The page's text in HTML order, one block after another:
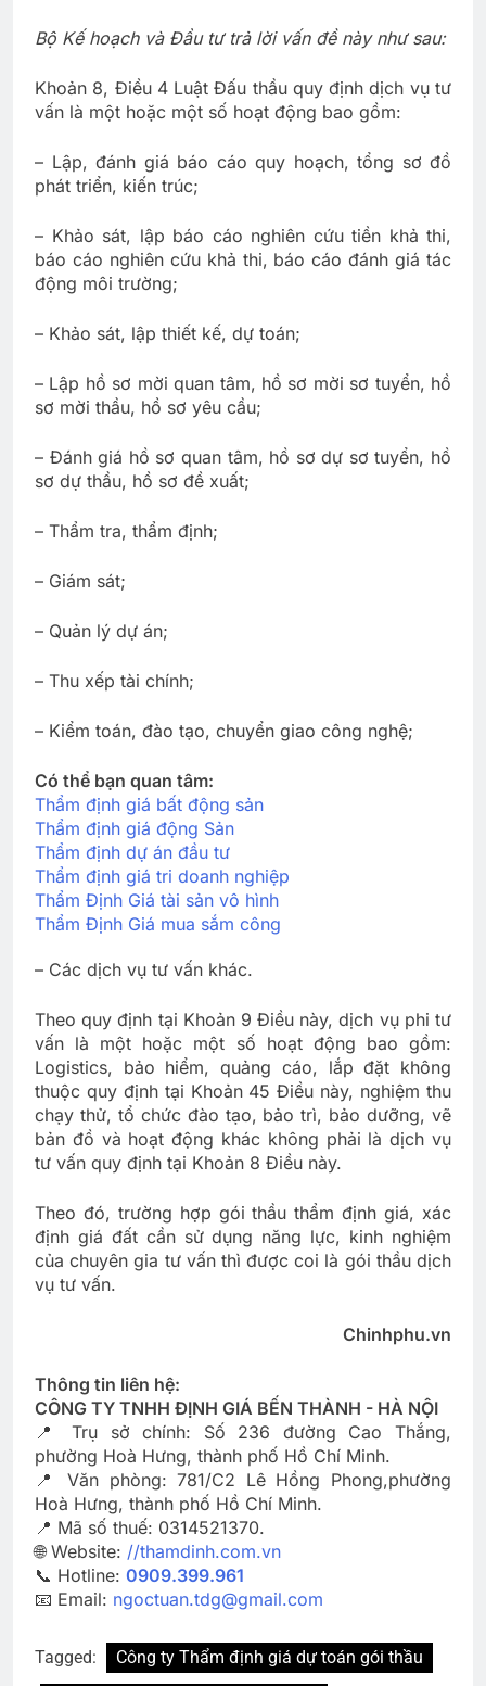
Bộ Kế hoạch và Đầu tư trả lời vấn đề này như sau:
Khoản 8, Điều 4 Luật Đấu thầu quy định dịch vụ tư
vấn là một hoặc một số hoạt động bao gồm:
– Lập, đánh giá báo cáo quy hoạch, tổng sơ đồ
phát triển, kiến trúc;
– Khảo sát, lập báo cáo nghiên cứu tiền khả thi,
báo cáo nghiên cứu khả thi, báo cáo đánh giá tác
động môi trường;
– Khảo sát, lập thiết kế, dự toán;
– Lập hồ sơ mời quan tâm, hồ sơ mời sơ tuyển, hồ
sơ mời thầu, hồ sơ yêu cầu;
– Đánh giá hồ sơ quan tâm, hồ sơ dự sơ tuyển, hồ
sơ dự thầu, hồ sơ đề xuất;
– Thẩm tra, thẩm định;
– Giám sát;
– Quản lý dự án;
– Thu xếp tài chính;
– Kiểm toán, đào tạo, chuyển giao công nghệ;
Có thể bạn quan tâm:
Thẩm định giá bất động sản
Thẩm định giá động Sản
Thẩm định dự án đầu tư
Thẩm định giá tri doanh nghiệp
Thẩm Định Giá tài sản vô hình
Thẩm Định Giá mua sắm công
– Các dịch vụ tư vấn khác.
Theo quy định tại Khoản 9 Điều này, dịch vụ phi tư
vấn là một hoặc một số hoạt động bao gồm:
Logistics, bảo hiểm, quảng cáo, lắp đặt không
thuộc quy định tại Khoản 45 Điều này, nghiệm thu
chạy thử, tổ chức đào tạo, bảo trì, bảo dưỡng, vẽ
bản đồ và hoạt động khác không phải là dịch vụ
tư vấn quy định tại Khoản 8 Điều này.
Theo đó, trường hợp gói thầu thẩm định giá, xác
định giá đất cần sử dụng năng lực, kinh nghiệm
của chuyên gia tư vấn thì được coi là gói thầu dịch
vụ tư vấn.
Chinhphu.vn
Thông tin liên hệ:
CÔNG TY TNHH ĐỊNH GIÁ BẾN THÀNH - HÀ NỘI
📍 Trụ sở chính: Số 236 đường Cao Thắng,
phường Hoà Hưng, thành phố Hồ Chí Minh.
📍 Văn phòng: 781/C2 Lê Hồng Phong,phường
Hoà Hưng, thành phố Hồ Chí Minh.
📍 Mã số thuế: 0314521370.
🌐 Website: //thamdinh.com.vn
📞 Hotline: 0909.399.961
📧 Email: ngoctuan.tdg@gmail.com
Tagged:
Công ty Thẩm định giá dự toán gói thầu